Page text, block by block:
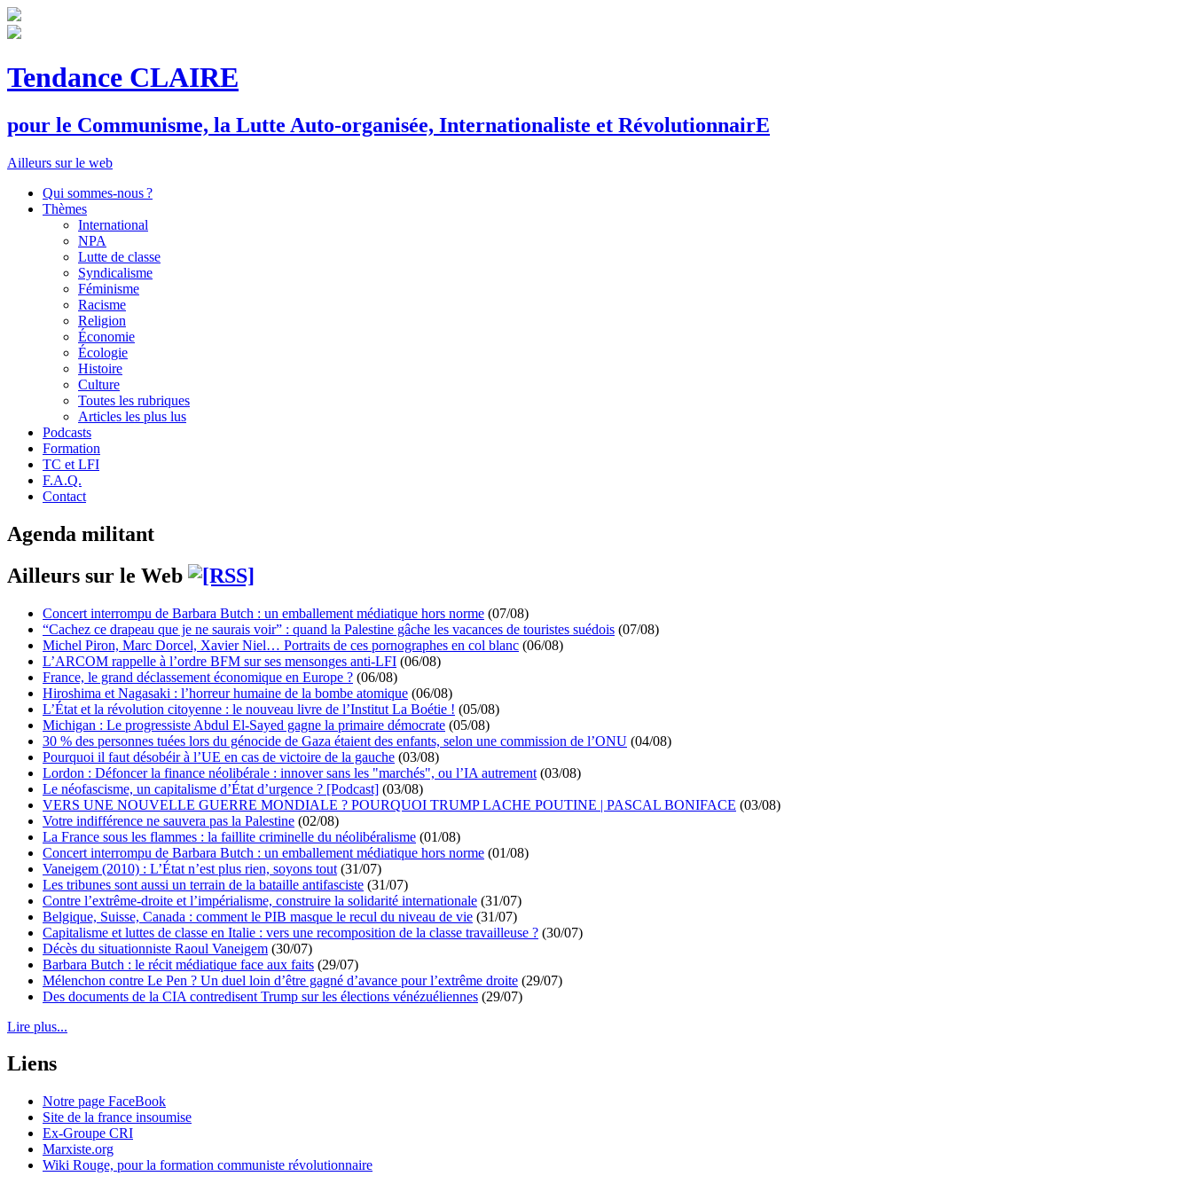
Tendance CLAIRE
pour le Communisme, la Lutte Auto-organisée, Internationaliste et RévolutionnairE
Ailleurs sur le web
Qui sommes-nous ?
Thèmes
International
NPA
Lutte de classe
Syndicalisme
Féminisme
Racisme
Religion
Économie
Écologie
Histoire
Culture
Toutes les rubriques
Articles les plus lus
Podcasts
Formation
TC et LFI
F.A.Q.
Contact
Agenda militant
Ailleurs sur le Web
Concert interrompu de Barbara Butch : un emballement médiatique hors norme (07/08)
“Cachez ce drapeau que je ne saurais voir” : quand la Palestine gâche les vacances de touristes suédois (07/08)
Michel Piron, Marc Dorcel, Xavier Niel… Portraits de ces pornographes en col blanc (06/08)
L’ARCOM rappelle à l’ordre BFM sur ses mensonges anti-LFI (06/08)
France, le grand déclassement économique en Europe ? (06/08)
Hiroshima et Nagasaki : l’horreur humaine de la bombe atomique (06/08)
L’État et la révolution citoyenne : le nouveau livre de l’Institut La Boétie ! (05/08)
Michigan : Le progressiste Abdul El-Sayed gagne la primaire démocrate (05/08)
30 % des personnes tuées lors du génocide de Gaza étaient des enfants, selon une commission de l’ONU (04/08)
Pourquoi il faut désobéir à l’UE en cas de victoire de la gauche (03/08)
Lordon : Défoncer la finance néolibérale : innover sans les "marchés", ou l’IA autrement (03/08)
Le néofascisme, un capitalisme d’État d’urgence ? [Podcast] (03/08)
VERS UNE NOUVELLE GUERRE MONDIALE ? POURQUOI TRUMP LACHE POUTINE | PASCAL BONIFACE (03/08)
Votre indifférence ne sauvera pas la Palestine (02/08)
La France sous les flammes : la faillite criminelle du néolibéralisme (01/08)
Concert interrompu de Barbara Butch : un emballement médiatique hors norme (01/08)
Vaneigem (2010) : L’État n’est plus rien, soyons tout (31/07)
Les tribunes sont aussi un terrain de la bataille antifasciste (31/07)
Contre l’extrême-droite et l’impérialisme, construire la solidarité internationale (31/07)
Belgique, Suisse, Canada : comment le PIB masque le recul du niveau de vie (31/07)
Capitalisme et luttes de classe en Italie : vers une recomposition de la classe travailleuse ? (30/07)
Décès du situationniste Raoul Vaneigem (30/07)
Barbara Butch : le récit médiatique face aux faits (29/07)
Mélenchon contre Le Pen ? Un duel loin d’être gagné d’avance pour l’extrême droite (29/07)
Des documents de la CIA contredisent Trump sur les élections vénézuéliennes (29/07)
Lire plus...
Liens
Notre page FaceBook
Site de la france insoumise
Ex-Groupe CRI
Marxiste.org
Wiki Rouge, pour la formation communiste révolutionnaire